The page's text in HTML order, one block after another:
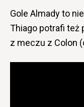
Gole Almady to
Thiago potrafi też
z meczu z Colon